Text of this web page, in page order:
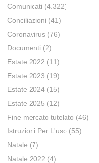
Comunicati (4.322)
Conciliazioni (41)
Coronavirus (76)
Documenti (2)
Estate 2022 (11)
Estate 2023 (19)
Estate 2024 (15)
Estate 2025 (12)
Fine mercato tutelato (46)
Istruzioni Per L'uso (55)
Natale (7)
Natale 2022 (4)